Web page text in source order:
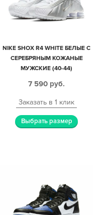
NIKE SHOX R4 WHITE БЕЛЫЕ С
СЕРЕБРЯНЫМ КОЖАНЫЕ
МУЖСКИЕ (40-44)
7 590 руб.
Заказать в 1 клик
Выбрать размер